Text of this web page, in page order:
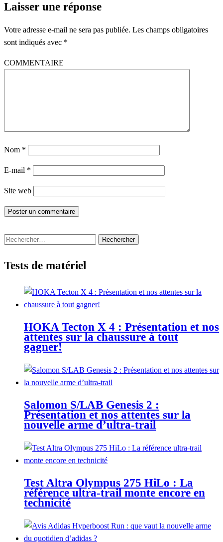
Laisser une réponse
Votre adresse e-mail ne sera pas publiée. Les champs obligatoires
sont indiqués avec *
COMMENTAIRE
Nom *
E-mail *
Site web
Rechercher :
Tests de matériel
HOKA Tecton X 4 : Présentation et nos
attentes sur la chaussure à tout
gagner!
Salomon S/LAB Genesis 2 :
Présentation et nos attentes sur la
nouvelle arme d’ultra-trail
Test Altra Olympus 275 HiLo : La
référence ultra-trail monte encore en
technicité